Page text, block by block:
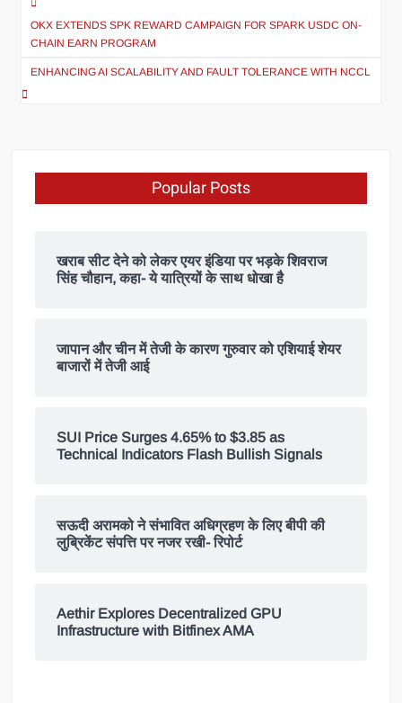
OKX EXTENDS SPK REWARD CAMPAIGN FOR SPARK USDC ON-
CHAIN EARN PROGRAM
ENHANCING AI SCALABILITY AND FAULT TOLERANCE WITH NCCL
Popular Posts
खराब सीट देने को लेकर एयर इंडिया पर भड़के शिवराज
सिंह चौहान, कहा- ये यात्रियों के साथ धोखा है
जापान और चीन में तेजी के कारण गुरुवार को एशियाई शेयर
बाजारों में तेजी आई
SUI Price Surges 4.65% to $3.85 as
Technical Indicators Flash Bullish Signals
सऊदी अरामको ने संभावित अधिग्रहण के लिए बीपी की
लुब्रिकेंट संपत्ति पर नजर रखी- रिपोर्ट
Aethir Explores Decentralized GPU
Infrastructure with Bitfinex AMA